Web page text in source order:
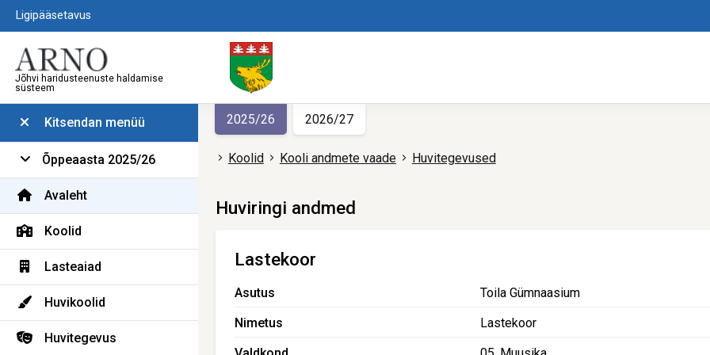
Ligipääsetavus
Jõhvi haridusteenuste haldamise
süsteem
Kitsendan menüü
Õppeaasta 2025/26
Avaleht
Koolid
Lasteaiad
Huvikoolid
Huvitegevus
2025/26 2026/27
Koolid Kooli andmete vaade Huvitegevused
Huviringi andmed
Lastekoor
Asutus
Toila Gümnaasium
Nimetus
Lastekoor